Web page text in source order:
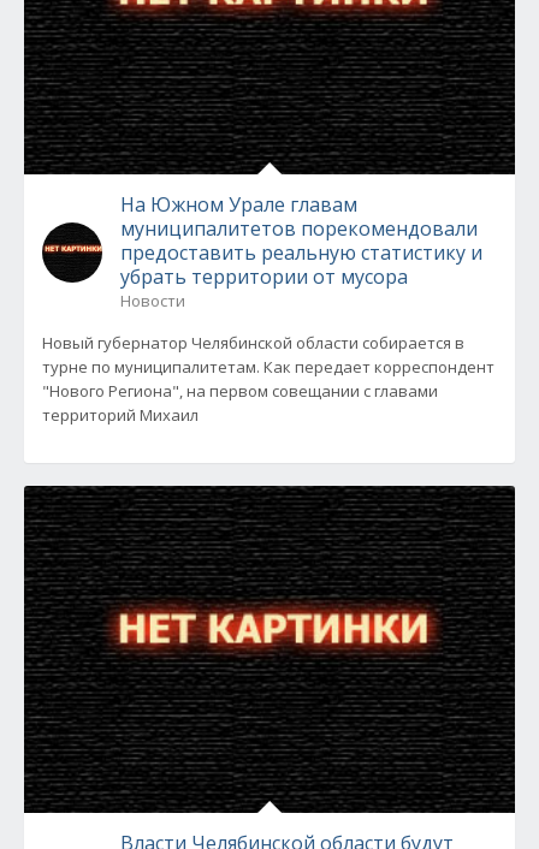
На Южном Урале главам
муниципалитетов порекомендовали
предоставить реальную статистику и
убрать территории от мусора
Новости
Новый губернатор Челябинской области собирается в
турне по муниципалитетам. Как передает корреспондент
"Нового Региона", на первом совещании с главами
территорий Михаил
Власти Челябинской области будут